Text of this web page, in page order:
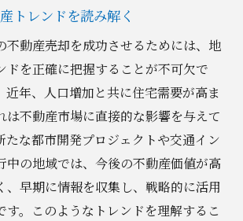
トレンドを読み解く
不動産売却を成功させるためには、地
ドを正確に把握することが不可欠で
近年、人口増加と共に住宅需要が高ま
は不動産市場に直接的な影響を与えて
たな都市開発プロジェクトや交通イン
中の地域では、今後の不動産価値が高
、早期に情報を収集し、戦略的に活用
す。このようなトレンドを理解するこ